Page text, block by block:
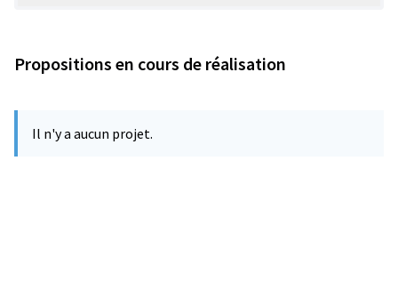
Propositions en cours de réalisation
Il n'y a aucun projet.